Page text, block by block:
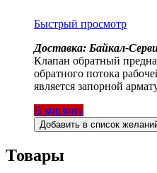
Быстрый просмотр
Доставка: Байкал-
Клапан обратный
обратного потока
является запорной
В корзину
Добавить в список
Товары